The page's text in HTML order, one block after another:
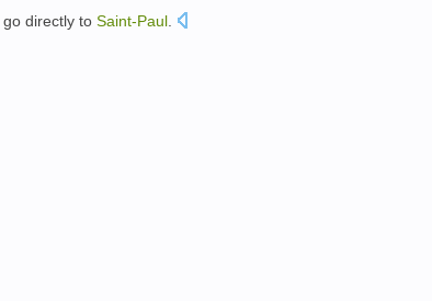
go directly to Saint-Paul